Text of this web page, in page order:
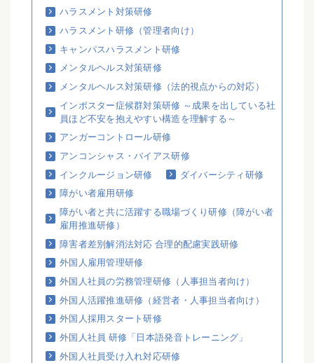
ハラスメント対策研修
ハラスメント研修（管理者向け）
キャンパスハラスメント研修
メンタルヘルス対策研修
メンタルヘルス対策研修（法的視点からの対応）
インポスター症候群対策研修 ～成果を出している社
員ほど不安を抱えやすい構造を理解する～
アンガーコントロール研修
アンコンシャス・バイアス研修
インクルージョン研修
ダイバーシティ研修
障がい者雇用研修
障がい者と共に活躍する職場づくり研修（障がい者
雇用推進研修）
障害者差別解消法対応 合理的配慮実践研修
外国人雇用管理研修
外国人社員の労務管理研修（人事担当者向け）
外国人活躍推進研修（経営者・人事担当者向け）
外国人採用スタート研修
外国人社員 研修「日本語発音トレーニング」
外国人社員受け入れ対応研修